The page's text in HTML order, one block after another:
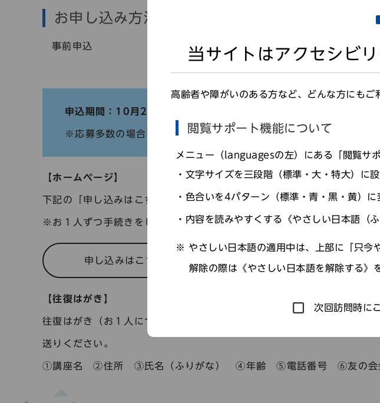
お申し込み方法
事前申込
申込期間：10月28日（土）～11月21日（火）
※応募多数の場合は抽選となります（結果は申込者全員に通知します
【ホームページ】
下記の「申し込みはこちら」より申し込み手続きを行なってください。
※お１人ずつ手続きをしてください。
申し込みはこちら
【往復はがき】
往復はがき（お１人につき１枚）に次の①～⑥を記載し、申込期間中
送りください。
①講座名 ②住所 ③氏名（ふりがな） ④年齢 ⑤電話番号 ⑥友の会会
当サイトはアクセシビ
高齢者や障がいのある方など、どんな方にもご
閲覧サポート機能について
メニュー（languagesの左）にある「閲覧サ
文字サイズを三段階（標準・大・特大）に
色合いを4パターン（標準・青・黒・黄）に
内容を読みやすくする《やさしい日本語（
やさしい日本語の適用中は、上部に「只今
解除の際は《やさしい日本語を解除する》
次回訪問時に